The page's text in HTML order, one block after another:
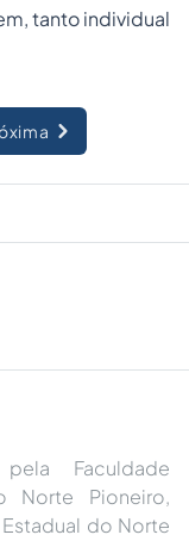
tanto individual
Faculdade
Norte Pioneiro,
do Norte